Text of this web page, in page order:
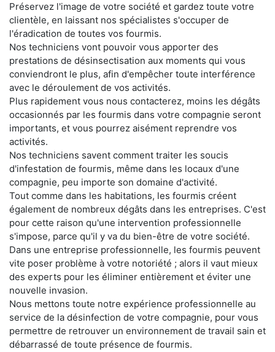
Préservez l'image de votre société et gardez toute votre
clientèle, en laissant nos spécialistes s'occuper de
l'éradication de toutes vos fourmis.
Nos techniciens vont pouvoir vous apporter des
prestations de désinsectisation aux moments qui vous
conviendront le plus, afin d'empêcher toute interférence
avec le déroulement de vos activités.
Plus rapidement vous nous contacterez, moins les dégâts
occasionnés par les fourmis dans votre compagnie seront
importants, et vous pourrez aisément reprendre vos
activités.
Nos techniciens savent comment traiter les soucis
d'infestation de fourmis, même dans les locaux d'une
compagnie, peu importe son domaine d'activité.
Tout comme dans les habitations, les fourmis créent
également de nombreux dégâts dans les entreprises. C'est
pour cette raison qu'une intervention professionnelle
s'impose, parce qu'il y va du bien-être de votre société.
Dans une entreprise professionnelle, les fourmis peuvent
vite poser problème à votre notoriété ; alors il vaut mieux
des experts pour les éliminer entièrement et éviter une
nouvelle invasion.
Nous mettons toute notre expérience professionnelle au
service de la désinfection de votre compagnie, pour vous
permettre de retrouver un environnement de travail sain et
débarrassé de toute présence de fourmis.